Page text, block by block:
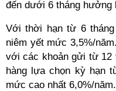
đến dưới 6 tháng hưởng
Với thời hạn từ 6
niêm yết mức 3,5%/
với các khoản gửi từ 12
hàng lựa chọn kỳ hạn
mức cao nhất 6,0%/năm.